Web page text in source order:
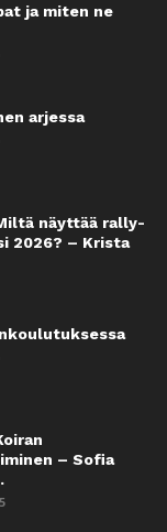
ja miten ne
arjessa
näyttää rally-
2026? – Krista
– Sofia